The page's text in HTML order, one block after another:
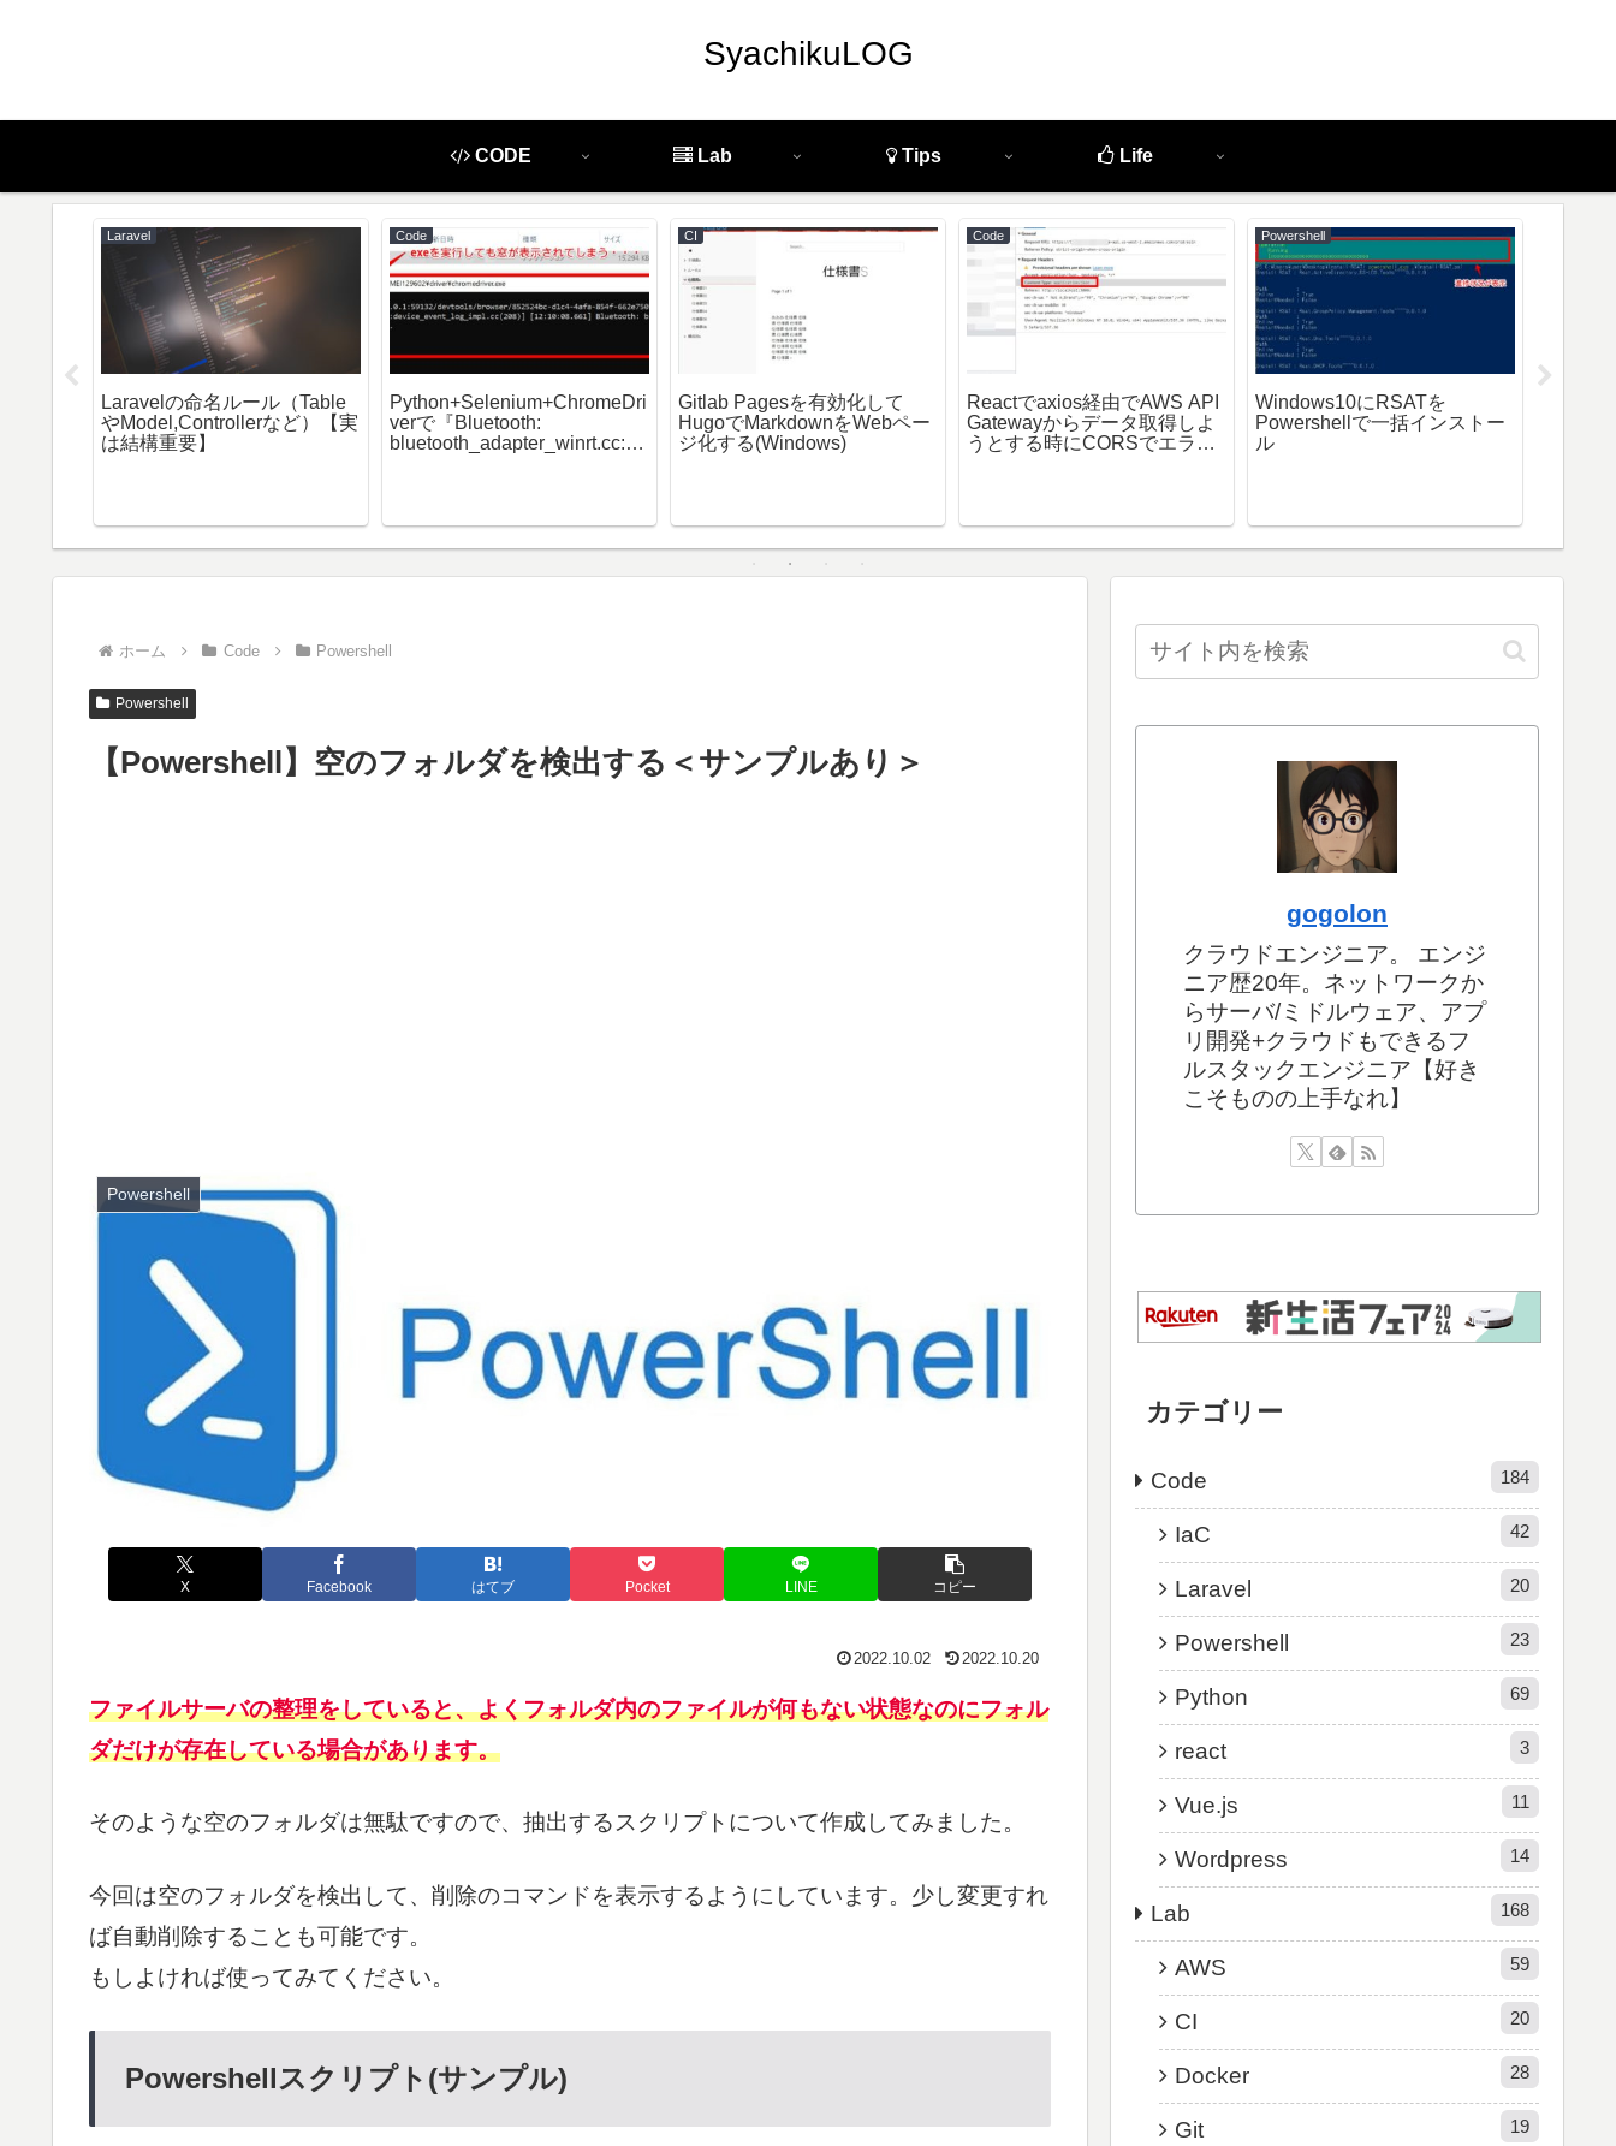
SyachikuLOG
CODE Lab Tips Life
Laravel
Laravelの命名ルール（Table
やModel,Controllerなど）【実
は結構重要】
Code
Python+Selenium+ChromeDri
verで『Bluetooth:
bluetooth_adapter_winrt.cc:10
CI
Gitlab Pagesを有効化して
HugoでMarkdownをWebペー
ジ化する(Windows)
Code
Reactでaxios経由でAWS API
Gatewayからデータ取得しよ
うとする時にCORSでエラー
Powershell
Windows10にRSATを
Powershellで一括インストー
ル
ホーム Code Powershell
Powershell
【Powershell】空のフォルダを検出する＜サンプルあり＞
Powershell
X Facebook はてブ Pocket LINE コピー
2022.10.02 2022.10.20
ファイルサーバの整理をしていると、よくフォルダ内のファイルが何もない状態なのにフォル
ダだけが存在している場合があります。
そのような空のフォルダは無駄ですので、抽出するスクリプトについて作成してみました。
今回は空のフォルダを検出して、削除のコマンドを表示するようにしています。少し変更すれ
ば自動削除することも可能です。
もしよければ使ってみてください。
Powershellスクリプト(サンプル)
gogolon
クラウドエンジニア。 エンジ
ニア歴20年。ネットワークか
らサーバ/ミドルウェア、アプ
リ開発+クラウドもできるフ
ルスタックエンジニア【好き
こそものの上手なれ】
カテゴリー
Code 184
IaC 42
Laravel 20
Powershell 23
Python 69
react 3
Vue.js 11
Wordpress 14
Lab 168
AWS 59
CI 20
Docker 28
Git 19